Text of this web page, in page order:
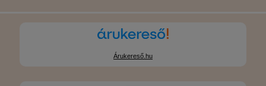
Árukereső.hu